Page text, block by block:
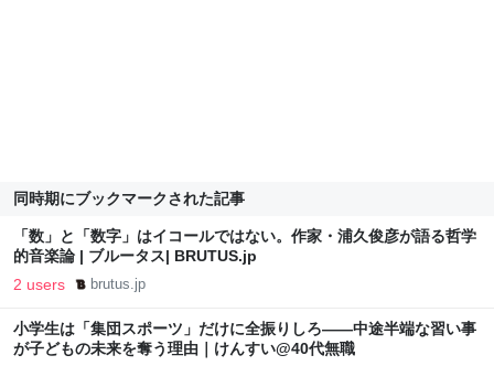
同時期にブックマークされた記事
「数」と「数字」はイコールではない。作家・浦久俊彦が語る哲学
的音楽論 | ブルータス| BRUTUS.jp
2 users brutus.jp
小学生は「集団スポーツ」だけに全振りしろ――中途半端な習い事
が子どもの未来を奪う理由｜けんすい@40代無職